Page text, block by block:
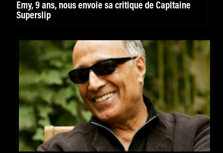
Emy, 9 ans, nous envoie sa critique de Capitaine
Superslip